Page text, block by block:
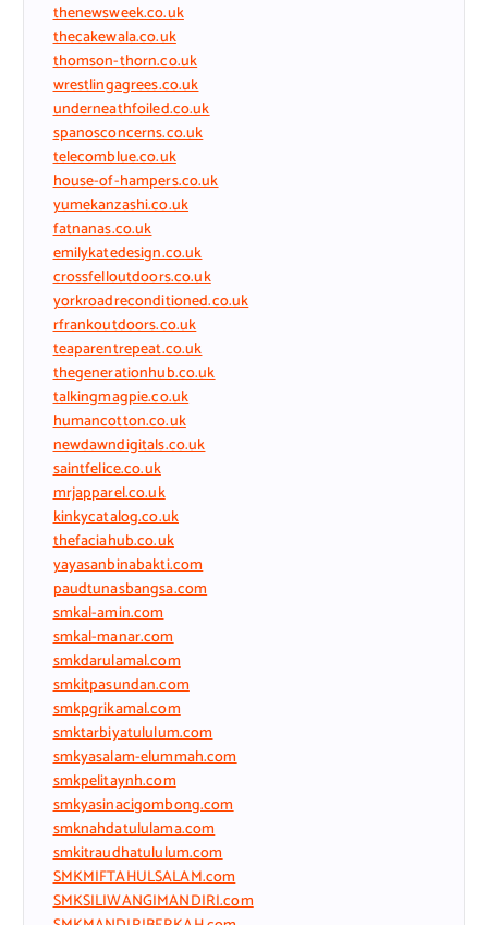
thenewsweek.co.uk
thecakewala.co.uk
thomson-thorn.co.uk
wrestlingagrees.co.uk
underneathfoiled.co.uk
spanosconcerns.co.uk
telecomblue.co.uk
house-of-hampers.co.uk
yumekanzashi.co.uk
fatnanas.co.uk
emilykatedesign.co.uk
crossfelloutdoors.co.uk
yorkroadreconditioned.co.uk
rfrankoutdoors.co.uk
teaparentrepeat.co.uk
thegenerationhub.co.uk
talkingmagpie.co.uk
humancotton.co.uk
newdawndigitals.co.uk
saintfelice.co.uk
mrjapparel.co.uk
kinkycatalog.co.uk
thefaciahub.co.uk
yayasanbinabakti.com
paudtunasbangsa.com
smkal-amin.com
smkal-manar.com
smkdarulamal.com
smkitpasundan.com
smkpgrikamal.com
smktarbiyatululum.com
smkyasalam-elummah.com
smkpelitaynh.com
smkyasinacigombong.com
smknahdatululama.com
smkitraudhatululum.com
SMKMIFTAHULSALAM.com
SMKSILIWANGIMANDIRI.com